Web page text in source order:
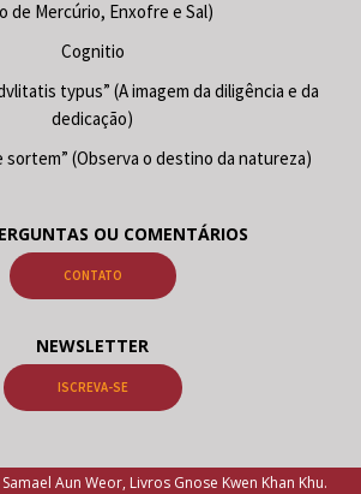
de Mercúrio, Enxofre e Sal)
Cognitio
typus” (A imagem da diligência e da
dedicação)
sortem” (Observa o destino da natureza)
OU COMENTÁRIOS
CONTATO
NEWSLETTER
ISCREVA-SE
Aun Weor, Livros Gnose Kwen Khan Khu.